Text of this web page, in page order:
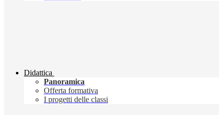
Didattica
Panoramica
Offerta formativa
I progetti delle classi